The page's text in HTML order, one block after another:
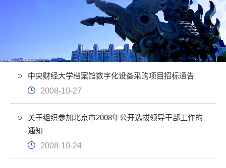
中央财经大学档案馆数字化设备采购项目招标通告
2008-10-27
关于组织参加北京市2008年公开选拔领导干部工作的
通知
2008-10-24